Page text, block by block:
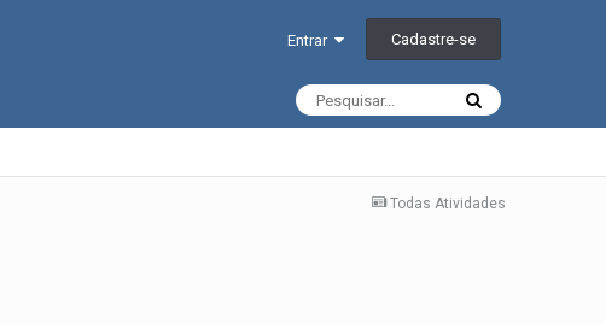
Entrar Cadastre-se
Todas Atividades